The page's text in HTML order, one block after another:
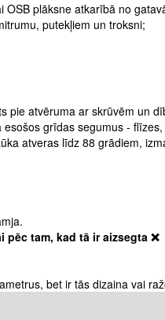
plāksne atkarībā no
putekļiem un troksni;
atvēruma ar skrūvēm un
grīdas segumus -
atveras līdz 88 grādiem,
tam, kad tā ir aizsegta ❌
bet ir tās dizaina vai